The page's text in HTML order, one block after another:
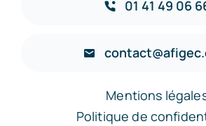
01 41 49 06
Mentions
Politique de